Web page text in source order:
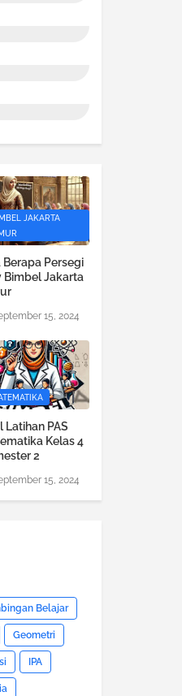
JAKARTA
Berapa Persegi
Bimbel Jakarta
15, 2024
Latihan PAS
Kelas 4
2
15, 2024
Belajar
Geometri
IPA